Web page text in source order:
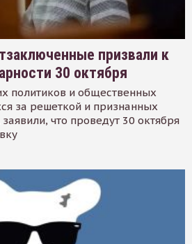
призвали к
30 октября
политиков и общественных
за решеткой и признанных
что проведут 30 октября